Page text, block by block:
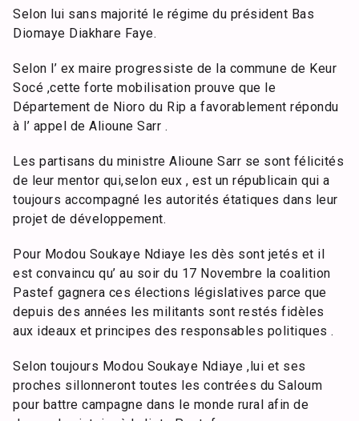
Selon lui sans majorité le régime du président Bas
Diomaye Diakhare Faye.
Selon l’ ex maire progressiste de la commune de Keur
Socé ,cette forte mobilisation prouve que le
Département de Nioro du Rip a favorablement répondu
à l’ appel de Alioune Sarr .
Les partisans du ministre Alioune Sarr se sont félicités
de leur mentor qui,selon eux , est un républicain qui a
toujours accompagné les autorités étatiques dans leur
projet de développement.
Pour Modou Soukaye Ndiaye les dès sont jetés et il
est convaincu qu’ au soir du 17 Novembre la coalition
Pastef gagnera ces élections législatives parce que
depuis des années les militants sont restés fidèles
aux ideaux et principes des responsables politiques .
Selon toujours Modou Soukaye Ndiaye ,lui et ses
proches sillonneront toutes les contrées du Saloum
pour battre campagne dans le monde rural afin de